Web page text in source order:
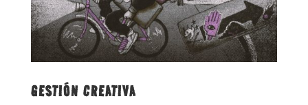
GESTIÓN CREATIVA